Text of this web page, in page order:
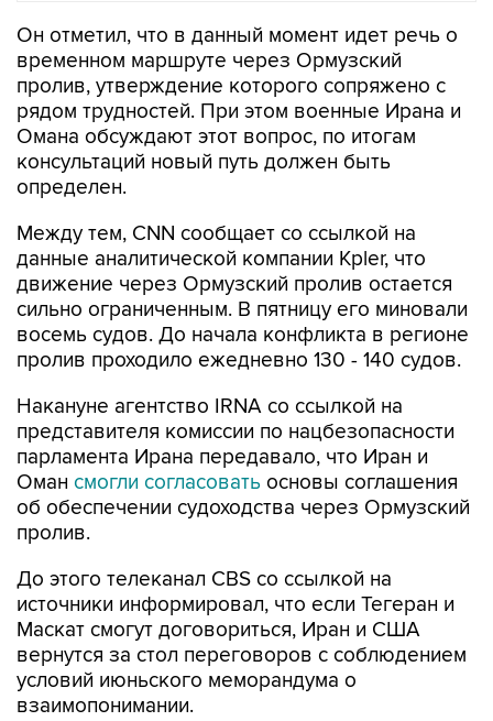
Он отметил, что в данный момент идет речь о
временном маршруте через Ормузский
пролив, утверждение которого сопряжено с
рядом трудностей. При этом военные Ирана и
Омана обсуждают этот вопрос, по итогам
консультаций новый путь должен быть
определен.
Между тем, CNN сообщает со ссылкой на
данные аналитической компании Kpler, что
движение через Ормузский пролив остается
сильно ограниченным. В пятницу его миновали
восемь судов. До начала конфликта в регионе
пролив проходило ежедневно 130 - 140 судов.
Накануне агентство IRNA со ссылкой на
представителя комиссии по нацбезопасности
парламента Ирана передавало, что Иран и
Оман смогли согласовать основы соглашения
об обеспечении судоходства через Ормузский
пролив.
До этого телеканал CBS со ссылкой на
источники информировал, что если Тегеран и
Маскат смогут договориться, Иран и США
вернутся за стол переговоров с соблюдением
условий июньского меморандума о
взаимопонимании.